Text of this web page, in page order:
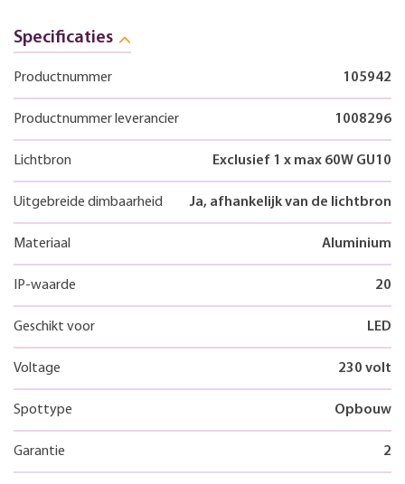
Specificaties
Productnummer 105942
Productnummer leverancier 1008296
Lichtbron Exclusief 1 x max 60W GU10
Uitgebreide dimbaarheid Ja, afhankelijk van de lichtbron
Materiaal Aluminium
IP-waarde 20
Geschikt voor LED
Voltage 230 volt
Spottype Opbouw
Garantie 2